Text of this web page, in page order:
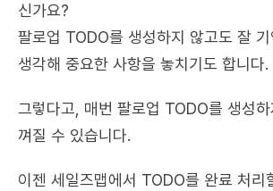
신가요?
팔로업 TODO를 생성하지 않고도 잘
생각해 중요한 사항을 놓치기도 합니다.
그렇다고, 매번 팔로업 TODO를 생성
껴질 수 있습니다.
이젠 세일즈맵에서 TODO를 완료 처리